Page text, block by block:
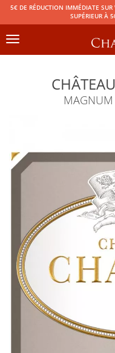
5€ DE RÉDUCTION IMMÉDIATE
SUPÉRIEUR À
Toggle
MAGNUM